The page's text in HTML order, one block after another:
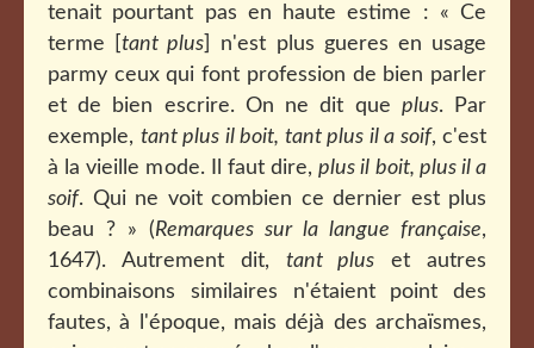
tenait pourtant pas en haute estime : « Ce
terme [tant plus ] n'est plus gueres en usage
parmy ceux qui font profession de bien parler
et de bien escrire. On ne dit que plus. Par
exemple, tant plus il boit, tant plus il a soif, c'est
à la vieille mode. Il faut dire,plus il boit, plus il a
soif. Qui ne voit combien ce dernier est plus
beau ? » (Remarques sur la langue française,
1647). Autrement dit, tant plus et autres
combinaisons similaires n'étaient point des
fautes, à l'époque, mais déjà des archaïsmes,